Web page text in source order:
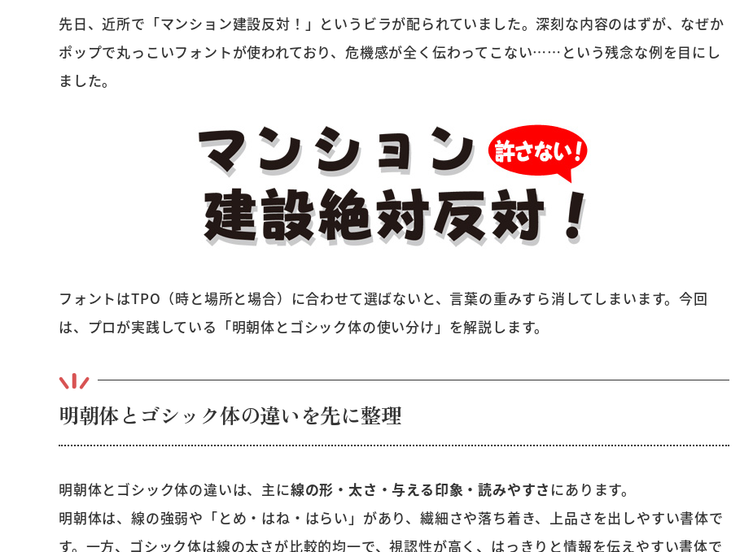
先日、近所で「マンション建設反対！」というビラが配られていました。深刻な内容のはずが、なぜか
ポップで丸っこいフォントが使われており、危機感が全く伝わってこない……という残念な例を目にし
ました。
フォントはTPO（時と場所と場合）に合わせて選ばないと、言葉の重みすら消してしまいます。今回
は、プロが実践している「明朝体とゴシック体の使い分け」を解説します。
明朝体とゴシック体の違いを先に整理
明朝体とゴシック体の違いは、主に線の形・太さ・与える印象・読みやすさ にあります。
明朝体は、線の強弱や「とめ・はね・はらい」があり、繊細さや落ち着き、上品さを出しやすい書体で
す。一方、ゴシック体は線の太さが比較的均一で、視認性が高く、はっきりと情報を伝えやすい書体で